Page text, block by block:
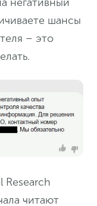
шансы
– это
Research
читают